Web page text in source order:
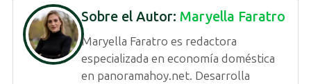
Sobre el Autor: Maryella Faratro
Maryella Faratro es redactora
especializada en economía doméstica
en panoramahoy.net. Desarrolla